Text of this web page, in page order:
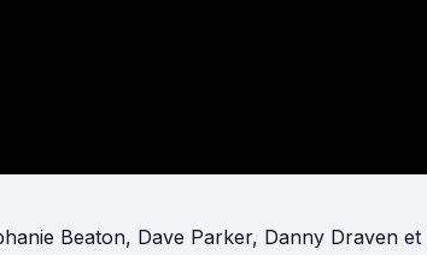
Beaton, Dave Parker, Danny Draven et